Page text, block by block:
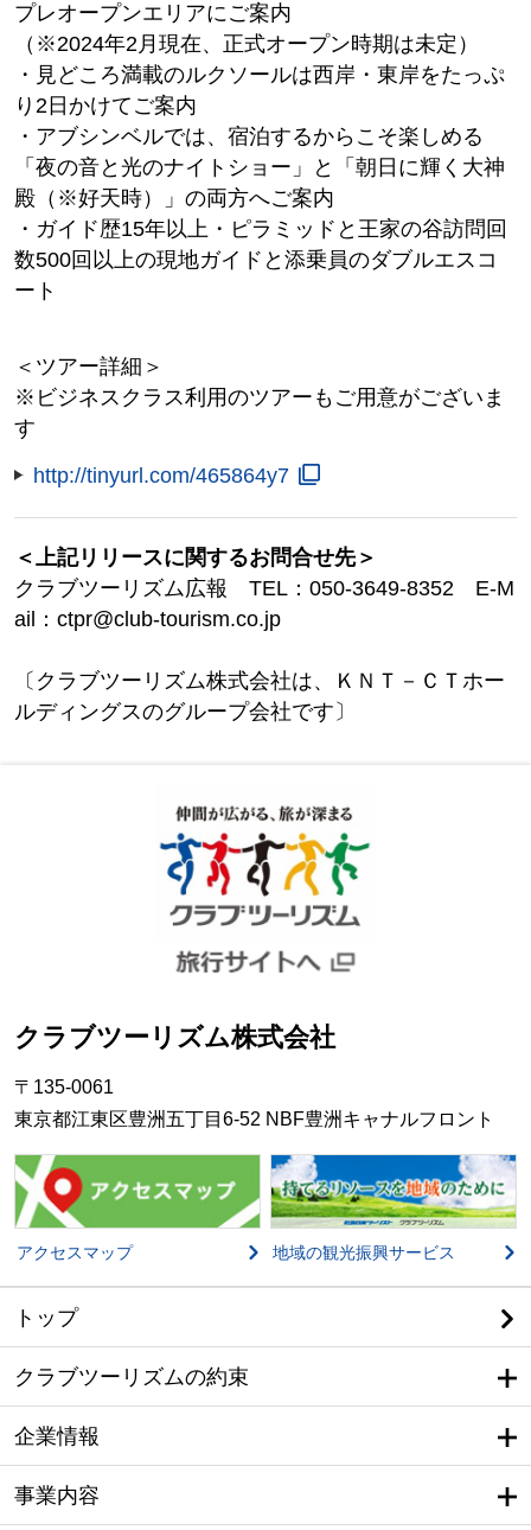
プレオープンエリアにご案内
（※2024年2月現在、正式オープン時期は未定）
・見どころ満載のルクソールは西岸・東岸をたっぷ
り2日かけてご案内
・アブシンベルでは、宿泊するからこそ楽しめる
「夜の音と光のナイトショー」と「朝日に輝く大神
殿（※好天時）」の両方へご案内
・ガイド歴15年以上・ピラミッドと王家の谷訪問回
数500回以上の現地ガイドと添乗員のダブルエスコ
ート
＜ツアー詳細＞
※ビジネスクラス利用のツアーもご用意がございま
す
http://tinyurl.com/465864y7
＜上記リリースに関するお問合せ先＞
クラブツーリズム広報 TEL：050-3649-8352 E-M
ail：ctpr@club-tourism.co.jp
〔クラブツーリズム株式会社は、ＫＮＴ－ＣＴホー
ルディングスのグループ会社です〕
クラブツーリズム株式会社
〒135-0061
東京都江東区豊洲五丁目6-52 NBF豊洲キャナルフロント
アクセスマップ 地域の観光振興サービス
トップ
クラブツーリズムの約束
企業情報
事業内容